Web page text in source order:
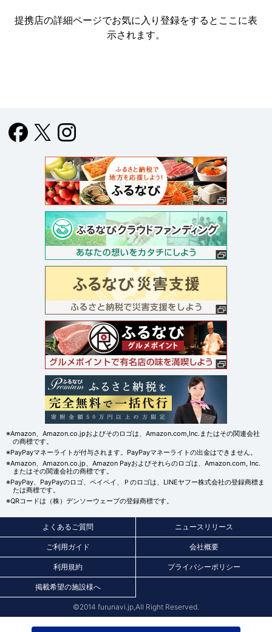
提携店の詳細ページでお気に入り登録をすると ここに表
示されます。
※Amazon、Amazon.co.jpおよびそのロゴは、Amazon.com,Inc.またはその関連会社
の商標です。
※PayPayマネーライトが付与されます。PayPayマネーライトの出金はできません。
※Amazon、Amazon.co.jp、Amazon Payおよびそれらのロゴは、Amazon.com, Inc.
またはその関連会社の商標です。
※PayPay、PayPayのロゴ、ペイペイ、Ｐのロゴは、LINEヤフー株式会社の登録商標ま
たは商標です。
※QRコードは（株）デンソーウェーブの登録商標です。
よくあるご質問 ニュースリリース
ご利用ガイド 会社概要
利用規約 プライバシーポリシー
掲載希望の施設様へ
©2014 furunavi.jp,All Right Reserved.